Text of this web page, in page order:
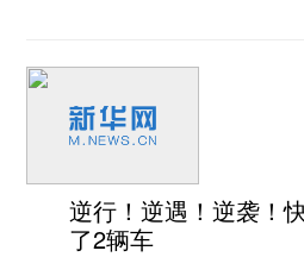
逆行！逆遇！逆袭！
了2辆车